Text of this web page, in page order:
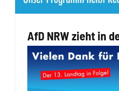
AfD NRW zieht in